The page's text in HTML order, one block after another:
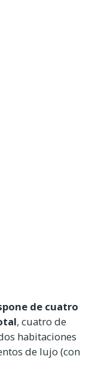
de cuatro
, cuatro de
habitaciones
de lujo (con